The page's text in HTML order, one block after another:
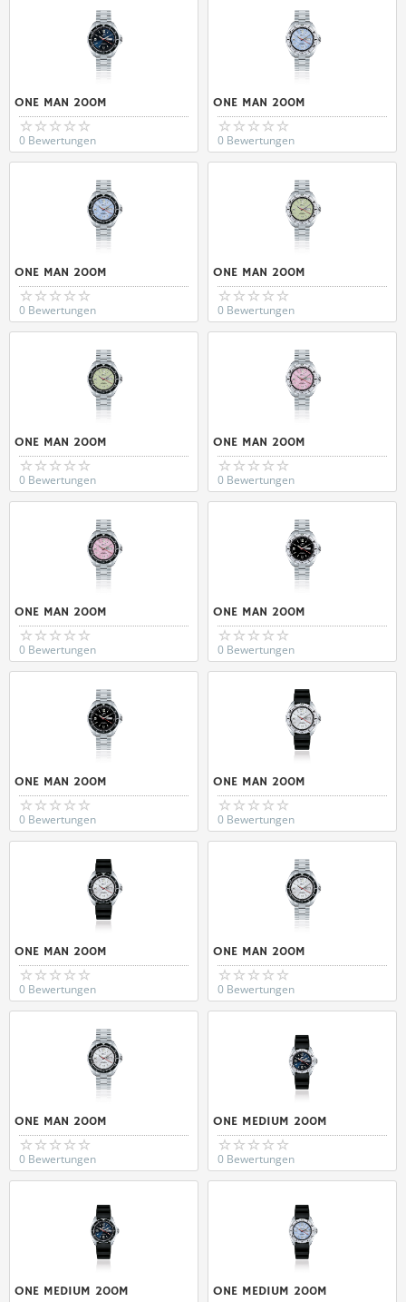
ONE MAN 200M
0 Bewertungen
ONE MAN 200M
0 Bewertungen
ONE MAN 200M
0 Bewertungen
ONE MAN 200M
0 Bewertungen
ONE MAN 200M
0 Bewertungen
ONE MAN 200M
0 Bewertungen
ONE MAN 200M
0 Bewertungen
ONE MAN 200M
0 Bewertungen
ONE MAN 200M
0 Bewertungen
ONE MAN 200M
0 Bewertungen
ONE MAN 200M
0 Bewertungen
ONE MAN 200M
0 Bewertungen
ONE MAN 200M
0 Bewertungen
ONE MEDIUM 200M
0 Bewertungen
ONE MEDIUM 200M ONE MEDIUM 200M